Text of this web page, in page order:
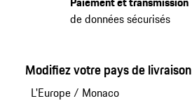
de données sécurisés
Modifiez votre pays de livraison
L'Europe/ Monaco